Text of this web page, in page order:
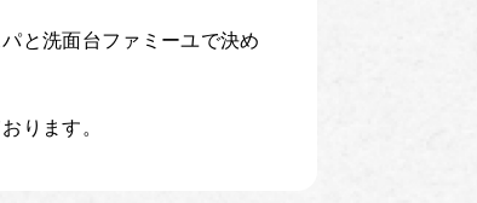
と洗面台ファミーユで決め
ります。